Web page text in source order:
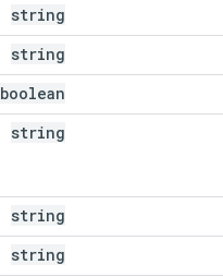
string
string
boolean
string
string
string